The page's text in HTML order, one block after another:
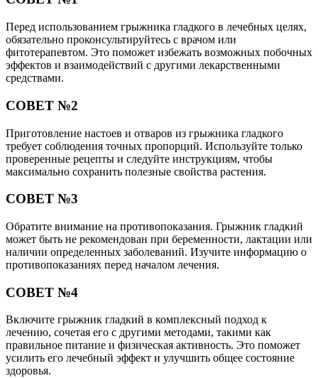
Перед использованием грыжника гладкого в лечебных целях,
обязательно проконсультируйтесь с врачом или
фитотерапевтом. Это поможет избежать возможных побочных
эффектов и взаимодействий с другими лекарственными
средствами.
СОВЕТ №2
Приготовление настоев и отваров из грыжника гладкого
требует соблюдения точных пропорций. Используйте только
проверенные рецепты и следуйте инструкциям, чтобы
максимально сохранить полезные свойства растения.
СОВЕТ №3
Обратите внимание на противопоказания. Грыжник гладкий
может быть не рекомендован при беременности, лактации или
наличии определенных заболеваний. Изучите информацию о
противопоказаниях перед началом лечения.
СОВЕТ №4
Включите грыжник гладкий в комплексный подход к
лечению, сочетая его с другими методами, такими как
правильное питание и физическая активность. Это поможет
усилить его лечебный эффект и улучшить общее состояние
здоровья.